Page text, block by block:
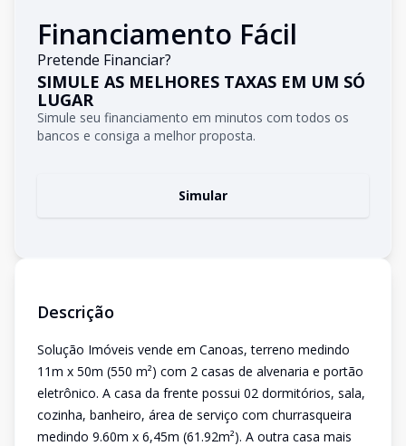
Financiamento Fácil
Pretende Financiar?
SIMULE AS MELHORES TAXAS EM UM SÓ
LUGAR
Simule seu financiamento em minutos com todos os
bancos e consiga a melhor proposta.
Simular
Descrição
Solução Imóveis vende em Canoas, terreno medindo
11m x 50m (550 m²) com 2 casas de alvenaria e portão
eletrônico. A casa da frente possui 02 dormitórios, sala,
cozinha, banheiro, área de serviço com churrasqueira
medindo 9.60m x 6,45m (61.92m²). A outra casa mais